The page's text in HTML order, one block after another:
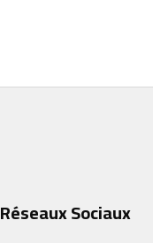
Réseaux Sociaux